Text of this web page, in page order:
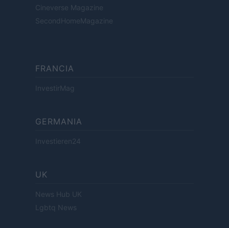
Cineverse Magazine
SecondHomeMagazine
FRANCIA
InvestirMag
GERMANIA
Investieren24
UK
News Hub UK
Lgbtq News